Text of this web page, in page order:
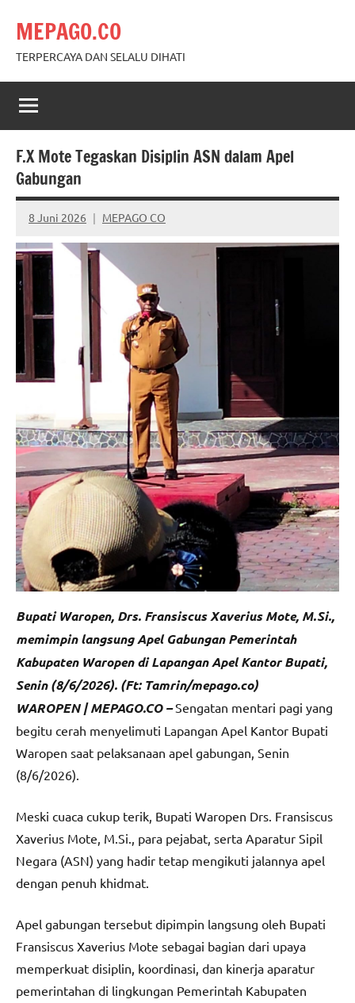
content
MEPAGO.CO
TERPERCAYA DAN SELALU DIHATI
F.X Mote Tegaskan Disiplin ASN dalam Apel
Gabungan
8 Juni 2026 MEPAGO CO
No
comments
Bupati Waropen, Drs. Fransiscus Xaverius Mote, M.Si.,
memimpin langsung Apel Gabungan Pemerintah
Kabupaten Waropen di Lapangan Apel Kantor Bupati,
Senin (8/6/2026). (Ft: Tamrin/mepago.co)
WAROPEN | MEPAGO.CO – Sengatan mentari pagi yang
begitu cerah menyelimuti Lapangan Apel Kantor Bupati
Waropen saat pelaksanaan apel gabungan, Senin
(8/6/2026).
Meski cuaca cukup terik, Bupati Waropen Drs. Fransiscus
Xaverius Mote, M.Si., para pejabat, serta Aparatur Sipil
Negara (ASN) yang hadir tetap mengikuti jalannya apel
dengan penuh khidmat.
Apel gabungan tersebut dipimpin langsung oleh Bupati
Fransiscus Xaverius Mote sebagai bagian dari upaya
memperkuat disiplin, koordinasi, dan kinerja aparatur
pemerintahan di lingkungan Pemerintah Kabupaten